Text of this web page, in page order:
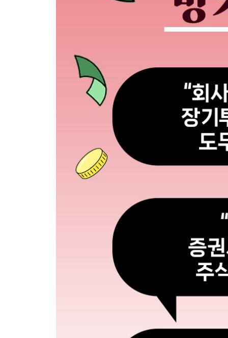
유튜브보단 책! 유튜브는 시황 위주로 본다 | 차
2. 장중 매매, 이런 지점에서 산다
종목 선정 | 얼마나 살까? 비중조절 | 어디에서 사
3. 우량주, 배당주는 폭락 때 산다
종목 선정 | 어디에서 사나? 매수 시점 | 어디에서
4. 하루 10분, 종가 베팅
종목 선정 | 어디에서 사나? 매수 시점| 어디에서
5장 비로소 월급으로부터 자유로워지다
1 경제적 자유? 하고 싶은 일을 할 수 있다
절대 잃을 수 없다, 공모주 투자 | 남은 예수금은
6장 당신의 10년을 아껴드립니다
1 시작하는 투자자에게
나만 두고 가지 마! 쏠림 현상 | 항상 시장 안에
고안해야 한다 | 아버지 왜 돈 공부하라고 하지 않